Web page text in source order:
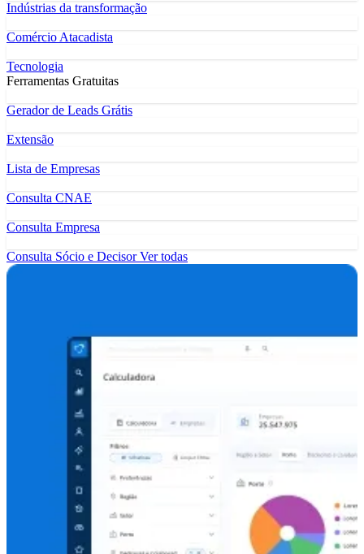
Indústrias da transformação
Comércio Atacadista
Tecnologia
Ferramentas Gratuitas
Gerador de Leads Grátis
Extensão
Lista de Empresas
Consulta CNAE
Consulta Empresa
Consulta Sócio e DecisorVer todas